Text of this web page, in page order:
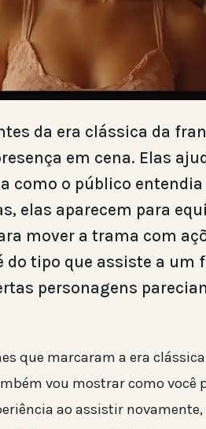
da era clássica da
em cena. Elas
como o público
elas aparecem para
mover a trama com
do tipo que assiste a um
personagens
que marcaram a era
vou mostrar como você
ao assistir